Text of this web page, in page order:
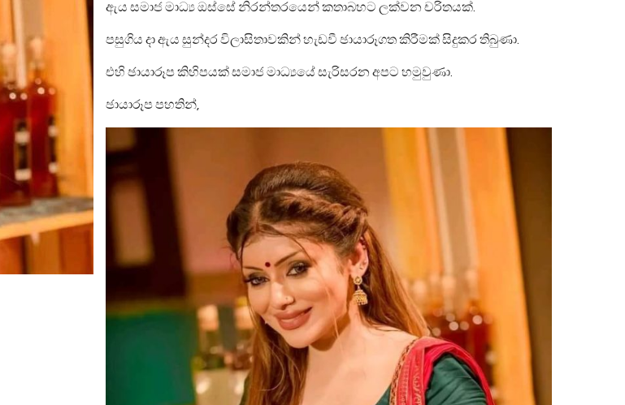
ඇය සමාජ මාධ්‍ය ඔස්සේ නිරන්තරයෙන් කතාබහට ලක්වන චරිතයක්.
පසුගිය දා ඇය සුන්දර විලාසිතාවකින් හැඩවී ඡායාරූගත කිරීමක් සිදුකර තිබුණා.
එහි ඡායාරූප කිහිපයක් සමාජ මාධ්‍යයේ සැරිසරන අපට හමුවුණා.
ඡායාරූප පහතින්,